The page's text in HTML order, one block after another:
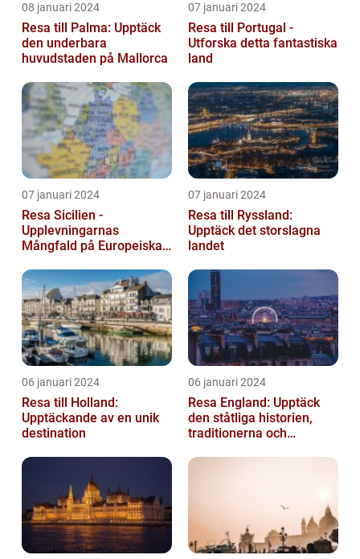
08 januari 2024
Resa till Palma: Upptäck
den underbara
huvudstaden på Mallorca
07 januari 2024
Resa till Portugal -
Utforska detta fantastiska
land
07 januari 2024
Resa Sicilien -
Upplevningarnas
Mångfald på Europeiska
07 januari 2024
Resa till Ryssland:
Upptäck det storslagna
landet
06 januari 2024
Resa till Holland:
Upptäckande av en unik
destination
06 januari 2024
Resa England: Upptäck
den ståtliga historien,
traditionerna och